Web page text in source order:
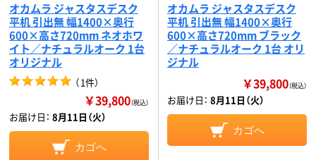
オカムラ ジャスタスデスク
平机 引出無 幅1400×奥行
600×高さ720mm ネオホワ
イト／ナチュラルオーク 1台
オリジナル
（1件）
￥39,800（税込）
お届け日： 8月11日（火）
カゴへ
オカムラ ジャスタスデスク
平机 引出無 幅1400×奥行
600×高さ720mm ブラック
／ナチュラルオーク 1台 オリ
ジナル
￥39,800（税込）
お届け日： 8月11日（火）
カゴへ